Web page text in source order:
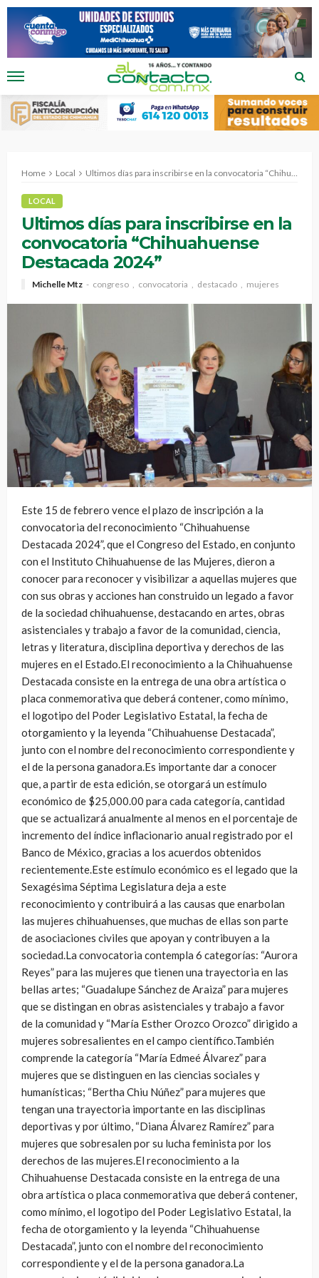
Home Local Ultimos días para inscribirse en la convocatoria “Chihuahuense Destacada 2024”
LOCAL
Ultimos días para inscribirse en la
convocatoria “Chihuahuense
Destacada 2024”
Michelle Mtz congreso convocatoria destacado mujeres
Este 15 de febrero vence el plazo de inscripción a la
convocatoria del reconocimiento “Chihuahuense
Destacada 2024”, que el Congreso del Estado, en conjunto
con el Instituto Chihuahuense de las Mujeres, dieron a
conocer para reconocer y visibilizar a aquellas mujeres que
con sus obras y acciones han construido un legado a favor
de la sociedad chihuahuense, destacando en artes, obras
asistenciales y trabajo a favor de la comunidad, ciencia,
letras y literatura, disciplina deportiva y derechos de las
mujeres en el Estado.El reconocimiento a la Chihuahuense
Destacada consiste en la entrega de una obra artística o
placa conmemorativa que deberá contener, como mínimo,
el logotipo del Poder Legislativo Estatal, la fecha de
otorgamiento y la leyenda “Chihuahuense Destacada”,
junto con el nombre del reconocimiento correspondiente y
el de la persona ganadora.Es importante dar a conocer
que, a partir de esta edición, se otorgará un estímulo
económico de $25,000.00 para cada categoría, cantidad
que se actualizará anualmente al menos en el porcentaje de
incremento del índice inflacionario anual registrado por el
Banco de México, gracias a los acuerdos obtenidos
recientemente.Este estímulo económico es el legado que la
Sexagésima Séptima Legislatura deja a este
reconocimiento y contribuirá a las causas que enarbolan
las mujeres chihuahuenses, que muchas de ellas son parte
de asociaciones civiles que apoyan y contribuyen a la
sociedad.La convocatoria contempla 6 categorías: “Aurora
Reyes” para las mujeres que tienen una trayectoria en las
bellas artes; “Guadalupe Sánchez de Araiza” para mujeres
que se distingan en obras asistenciales y trabajo a favor
de la comunidad y “María Esther Orozco Orozco” dirigido a
mujeres sobresalientes en el campo científico.También
comprende la categoría “María Edmeé Álvarez” para
mujeres que se distinguen en las ciencias sociales y
humanísticas; “Bertha Chiu Núñez” para mujeres que
tengan una trayectoria importante en las disciplinas
deportivas y por último, “Diana Álvarez Ramírez” para
mujeres que sobresalen por su lucha feminista por los
derechos de las mujeres.El reconocimiento a la
Chihuahuense Destacada consiste en la entrega de una
obra artística o placa conmemorativa que deberá contener,
como mínimo, el logotipo del Poder Legislativo Estatal, la
fecha de otorgamiento y la leyenda “Chihuahuense
Destacada”, junto con el nombre del reconocimiento
correspondiente y el de la persona ganadora.La